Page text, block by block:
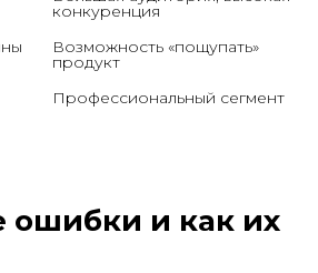
конкуренция
Возможность «пощупать»
продукт
Профессиональный сегмент
ошибки и как их